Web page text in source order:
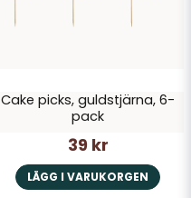
Cake picks, guldstjärna, 6-
pack
39 kr
LÄGG I VARUKORGEN